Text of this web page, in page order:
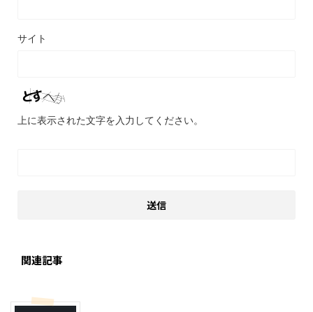
サイト
上に表示された文字を入力してください。
関連記事